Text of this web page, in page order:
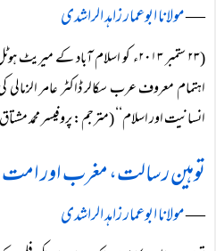
―مولانا ابوعمار زاہد الراشدی
(۲۳ ستمبر ۲۰۱۳ء کو اسلام آباد کے
اہتمام معروف عرب سکالر ڈاکٹر عامر الزمالی
انسانیت اور اسلام‘‘ (مترجم: پروفیسر محمد
توہین رسالت، مغرب اور امت
―مولانا ابوعمار زاہد الراشدی